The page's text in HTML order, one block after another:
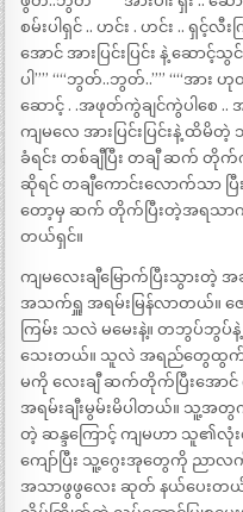
စမ်းပါရှင် .. ဟင်း . ဟင်း .. ရှင့်လီ
အောင် အားပြင်းပြင်း နဲ့ ဆော
ပါ”” ““ဘွတ်..ဘွတ်..”” ““အား
ဆောင့် . .အဖုတ်ကွဲချင်ကွဲပါစေ ..
ကျမလေ အားပြင်းပြင်းနဲ့ ထိ
ခံရင်း တစ်ချီပြီး တချီ ဆက် တို
ဆိုရင် တချီကောင်းလောက်သာ ပ
တော့မှ ဆက် တိုက်ပြီးတဲ့အရသာကို
တယ်ရှင်။
ကျမလေးချီမြောက်ပြီးသွားတဲ့
အသက်ရှူ အရမ်းမြန်လာတယ်။ ဇ
ကြမ်း သလဲ မမေးနဲ့။ တဘွပ်ဘွပ်
သေးတယ်။ သူလဲ အရည်တွေထွက်ဖို့
မကို လေးချီ ဆက်တိုက်ပြီးအောင်
အရမ်းချီးမွမ်းမိပါတယ်။ သူ့အတွ
တဲ့ ဆန္ဒကြောင့် ကျမဟာ သူ၏
ကျော်ပြီး သူ့ဂွေးအုတွေကို ညာ
အသာဖွဖွလေး ဆုတ် နယ်ပေးတယ်